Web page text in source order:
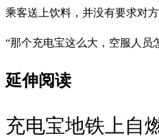
乘客送上饮料，并没有要求对
“那个充电宝这么大，空服人员
延伸阅读
充电宝地铁上自